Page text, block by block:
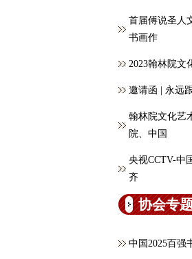
首届傅说圣人
书画作
2023翰林院文
邀请函 | 永远
翰林院文化艺
院、中国
央视CCTV-中
齐
协会专
中国2025百强